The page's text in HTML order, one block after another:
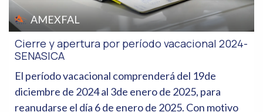
AMEXFAL
Cierre y apertura por período vacacional 2024-
SENASICA
El período vacacional comprenderá del 19de
diciembre de 2024 al 3de enero de 2025, para
reanudarse el día 6 de enero de 2025. Con motivo